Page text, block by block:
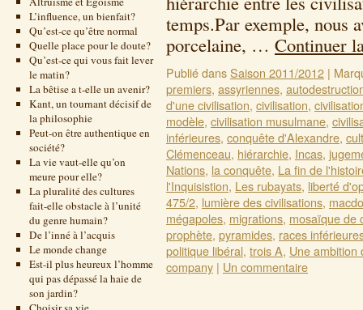
L’influence, un bienfait?
Qu’est-ce qu’être normal
Quelle place pour le doute?
Qu’est-ce qui vous fait lever
le matin?
La bêtise a t-elle un avenir?
Kant, un tournant décisif de
la philosophie
Peut-on être authentique en
société?
La vie vaut-elle qu’on
meure pour elle?
La pluralité des cultures
fait-elle obstacle à l’unité
du genre humain?
De l’inné à l’acquis
Le monde change
Est-il plus heureux l’homme
qui pas dépassé la haie de
son jardin?
temps.Par exemple, nous
porcelaine, … Continuer
Publié dansSaison 2011/2012 |
premiers, assyriennes,
d'une civilisation, civilisation,
modèle, civilisation musulmane,
inférieures, conquête d'Alexandre,
Clémenceau, hiérarchie, Incas,
Nations, la conquête, La fin de
l'Inquisistion, Les rubayats, liberté
475/2, lumière des civilisations,
mégapoles, migrations, mosaïque de
prophète, pyramides, races
politique libéral, trois A, Une ambition
company | Un commentaire